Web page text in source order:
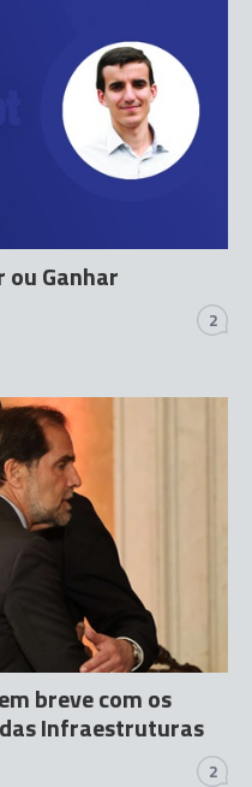
ou Ganhar
2
breve com os
Infraestruturas
2